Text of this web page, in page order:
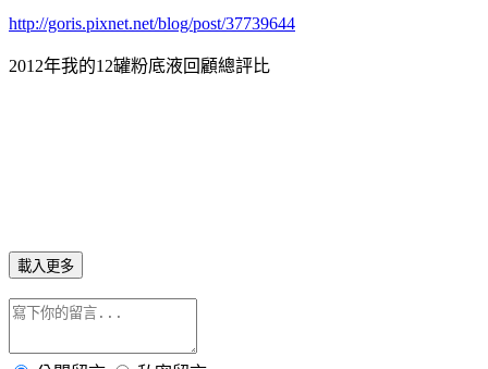
http://goris.pixnet.net/blog/post/37739644
2012年我的12罐粉底液回顧總評比
載入更多